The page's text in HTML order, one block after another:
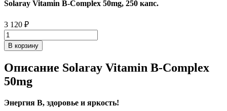
Solaray Vitamin B-Complex 50mg, 250 капс.
3 120 ₽
В корзину
Описание Solaray Vitamin B-Complex
50mg
Энергия B, здоровье и яркость!